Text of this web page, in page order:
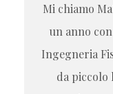
Mi chiamo
un anno
Ingegneria
da piccolo